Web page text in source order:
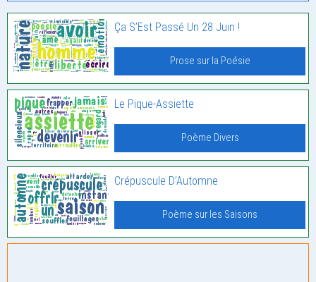
Ça S’Est Passé Un 28 Juin !
Prose sur la Poésie
Le Pique-Assiette
Poème Divers
Crépuscule D’Automne
Poème sur les Saisons